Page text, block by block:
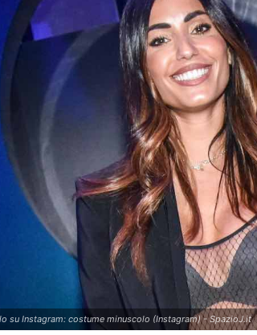
su Instagram: costume minuscolo (Instagram) - SpazioJ.it